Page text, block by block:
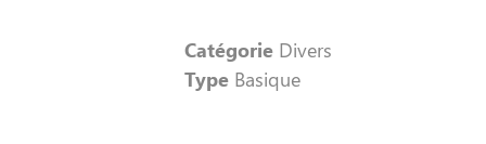
Catégorie Divers
Type Basique